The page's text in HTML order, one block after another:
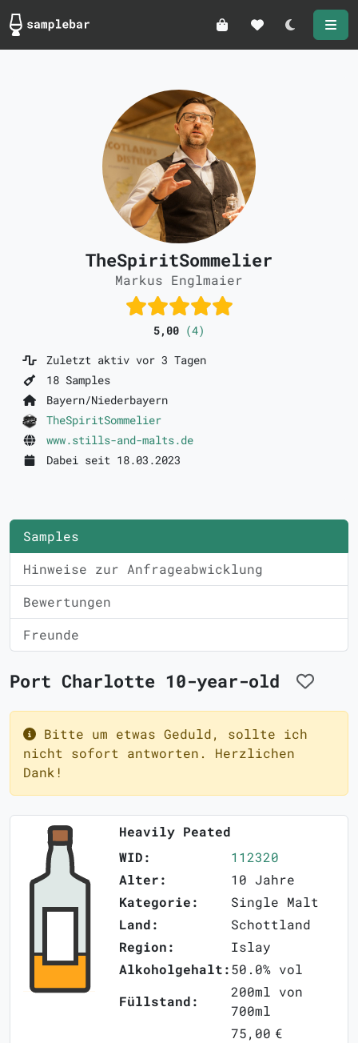
Darkmode
TheSpiritSommelier
Markus Englmaier
5,00 (4)
Zuletzt aktiv vor 3 Tagen
18 Samples
Bayern/Niederbayern
TheSpiritSommelier
www.stills-and-malts.de
Dabei seit 18.03.2023
Samples
Hinweise zur Anfrageabwicklung
Bewertungen
Freunde
Port Charlotte 10-year-old
Bitte um etwas Geduld, sollte ich
nicht sofort antworten. Herzlichen
Dank!
Heavily Peated
WID:
112320
Alter:
10 Jahre
Kategorie:
Single Malt
Land:
Schottland
Region:
Islay
Alkoholgehalt:50.0% vol
Füllstand:
200ml von
700ml
75,00 €